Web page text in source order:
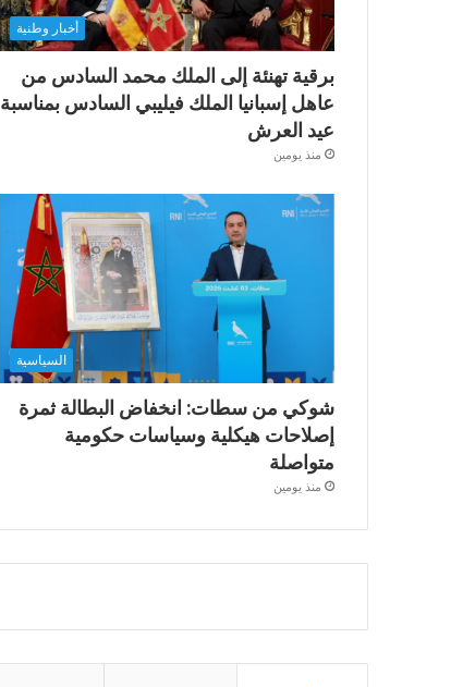
أخبار وطنية
برقية تهنئة إلى الملك محمد السادس من
عاهل إسبانيا الملك فيليبي السادس بمناسبة
عيد العرش
منذ يومين
السياسية
شوكي من سطات: انخفاض البطالة ثمرة
إصلاحات هيكلية وسياسات حكومية
متواصلة
منذ يومين